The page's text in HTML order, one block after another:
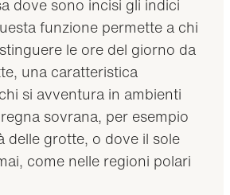
dove sono incisi gli indici
funzione permette a chi
le ore del giorno da
una caratteristica
si avventura in ambienti
sovrana, per esempio
delle grotte, o dove il sole
come nelle regioni polari